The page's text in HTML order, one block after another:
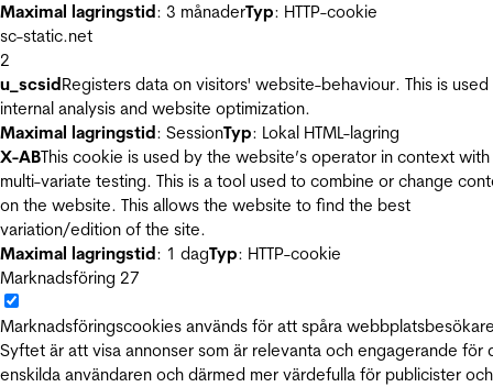
Maximal lagringstid: 3 månaderTyp: HTTP-cookie
sc-static.net
2
u_scsidRegisters data on visitors' website-behaviour. This is
internal analysis and website optimization.
Maximal lagringstid: SessionTyp: Lokal HTML-lagring
X-ABThis cookie is used by the website’s operator in context with
multi-variate testing. This is a tool used to combine or change
on the website. This allows the website to find the best
variation/edition of the site.
Maximal lagringstid: 1 dagTyp: HTTP-cookie
Marknadsföring 27
Marknadsföringscookies används för att spåra
Syftet är att visa annonser som är relevanta och engagerande för
enskilda användaren och därmed mer värdefulla för publicister och